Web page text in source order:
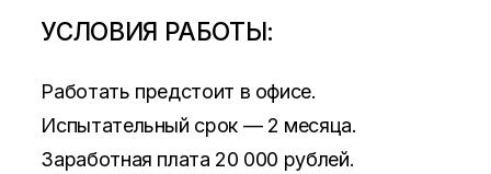
УСЛОВИЯ РАБОТЫ:
Работать предстоит в офисе.
Испытательный срок — 2 месяца.
Заработная плата 20 000 рублей.